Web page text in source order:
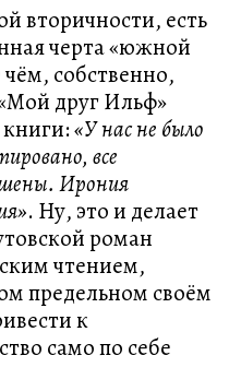
вторичности, есть
черта «южной
собственно,
друг Ильф»
книги:«У нас не было
все
Ирония
. Ну, это и делает
роман
чтением,
предельном своём
к
само по себе